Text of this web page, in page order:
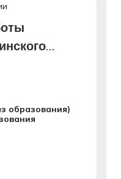
образования)